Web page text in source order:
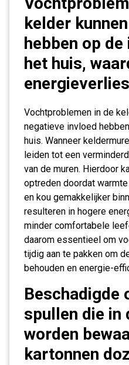
kelder
hebben op
het huis,
Vochtproblemen in de
negatieve invloed
huis. Wanneer
leiden tot een
van de muren. Hierdoor
optreden doordat
en kou gemakkelijker
resulteren in hogere
minder comfortabele
daarom essentieel om
tijdig aan te pakken om
behouden en energie-
Beschadigde
spullen die in
worden
kartonnen